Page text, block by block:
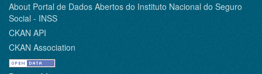
About Portal de Dados Abertos do Instituto Nacional do Seguro
Social - INSS
CKAN API
CKAN Association